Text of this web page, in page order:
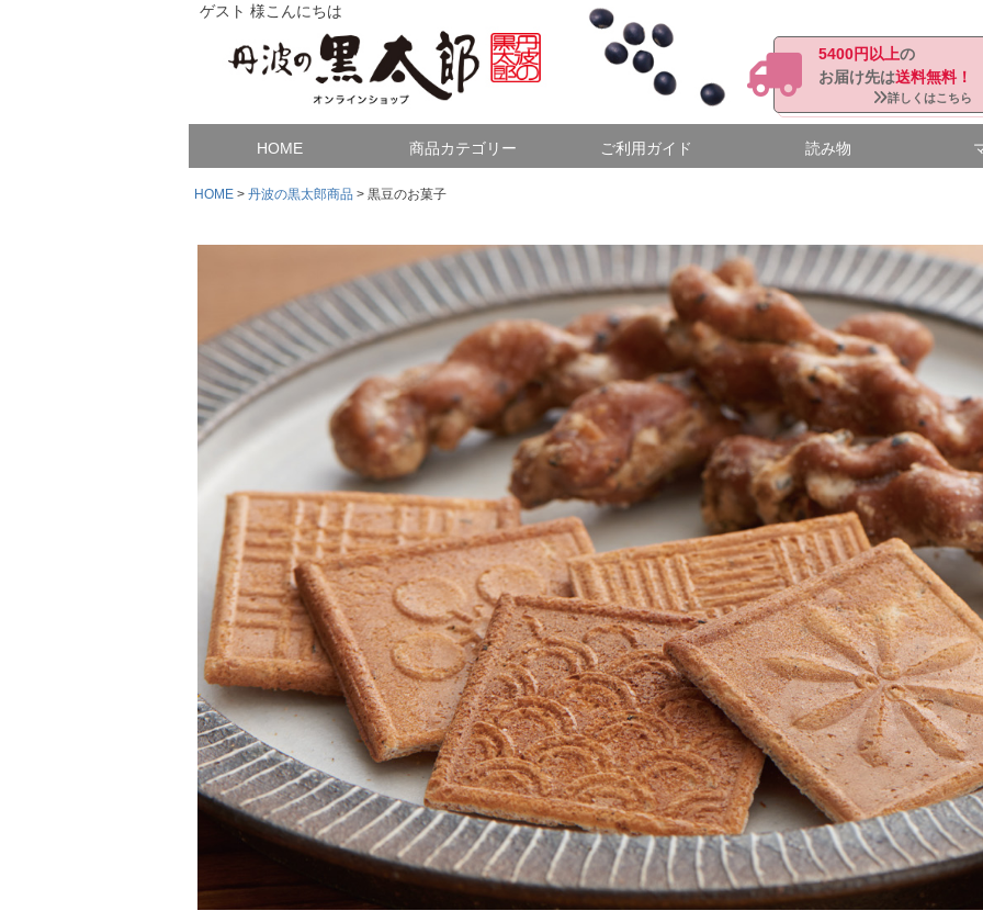
ゲスト 様こんにちは
5400円以上の
お届け先は送料無料！
詳しくはこちら
検索
HOME 商品カテゴリー ご利用ガイド 読み物
HOME 丹波の黒太郎商品 黒豆のお菓子